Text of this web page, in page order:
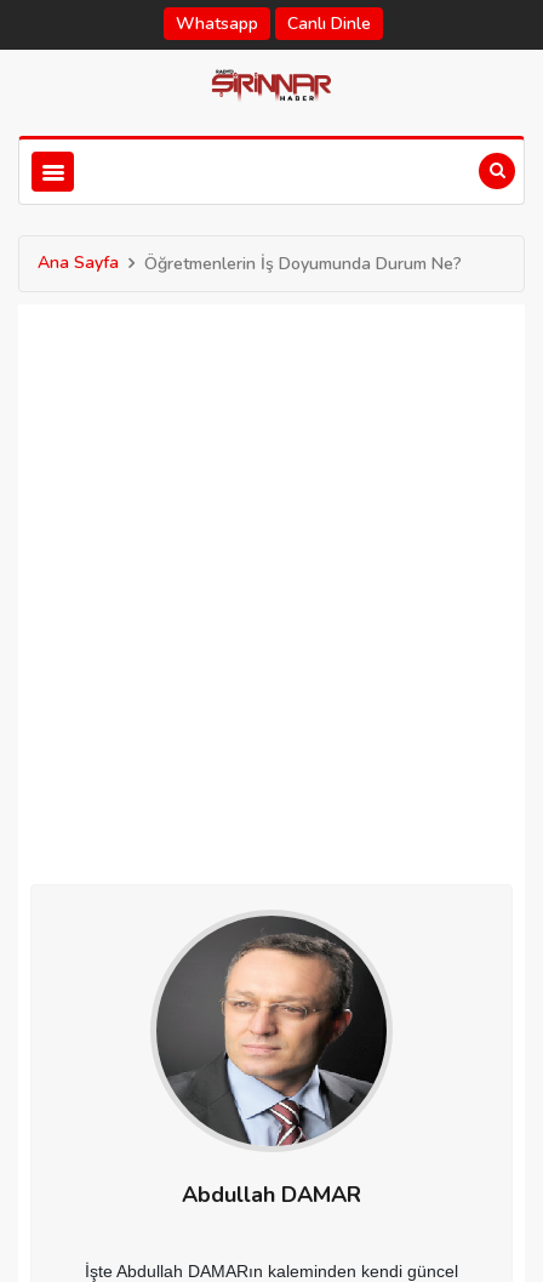
Whatsapp Canlı Dinle
Ana Sayfa Öğretmenlerin İş Doyumunda Durum Ne?
Abdullah DAMAR
İşte Abdullah DAMARın kaleminden kendi güncel